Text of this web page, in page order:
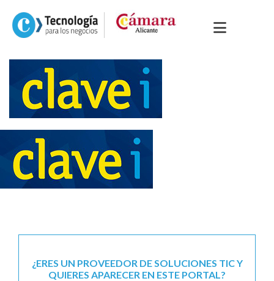
¿ERES UN PROVEEDOR DE SOLUCIONES TIC Y
QUIERES APARECER EN ESTE PORTAL?